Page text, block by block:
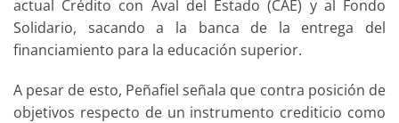
actual Crédito con Aval del Estado (CAE) y al Fondo
Solidario, sacando a la banca de la entrega del
financiamiento para la educación superior.
A pesar de esto, Peñafiel señala que contra posición de
objetivos respecto de un instrumento crediticio como